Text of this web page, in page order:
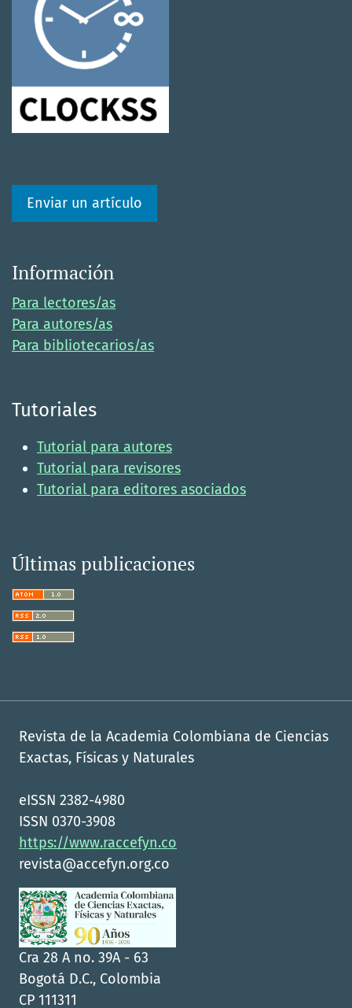
Enviar un artículo
Información
Para lectores/as
Para autores/as
Para bibliotecarios/as
Tutoriales
Tutorial para autores
Tutorial para revisores
Tutorial para editores asociados
Últimas publicaciones
Revista de la Academia Colombiana de Ciencias
Exactas, Físicas y Naturales
eISSN 2382-4980
ISSN 0370-3908
https://www.raccefyn.co
revista@accefyn.org.co
Cra 28 A no. 39A - 63
Bogotá D.C., Colombia
CP 111311